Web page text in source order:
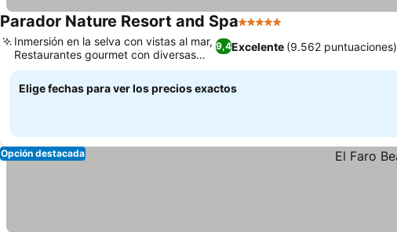
Parador Nature Resort and Spa5 Estrellas
9,4Excelente (9.562 puntuaciones)
Inmersión en la selva con vistas al mar,
Restaurantes gourmet con diversas
opciones
Elige fechas para ver los precios exactos
Opción destacada